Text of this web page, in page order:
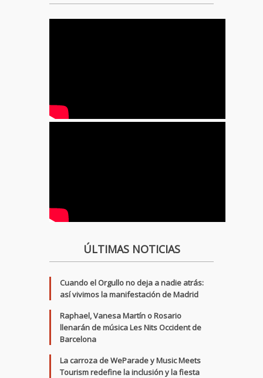
ÚLTIMAS NOTICIAS
Cuando el Orgullo no deja a nadie atrás:
así vivimos la manifestación de Madrid
Raphael, Vanesa Martín o Rosario
llenarán de música Les Nits Occident de
Barcelona
La carroza de WeParade y Music Meets
Tourism redefine la inclusión y la fiesta